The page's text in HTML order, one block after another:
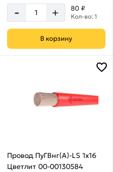
- + 80 ₽
Кол-во: 1
В корзину
Провод ПуГВнг(А)-LS 1х16
Цветлит 00-00130584